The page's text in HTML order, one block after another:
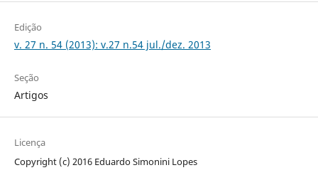
Edição
v. 27 n. 54 (2013): v.27 n.54 jul./dez. 2013
Seção
Artigos
Licença
Copyright (c) 2016 Eduardo Simonini Lopes